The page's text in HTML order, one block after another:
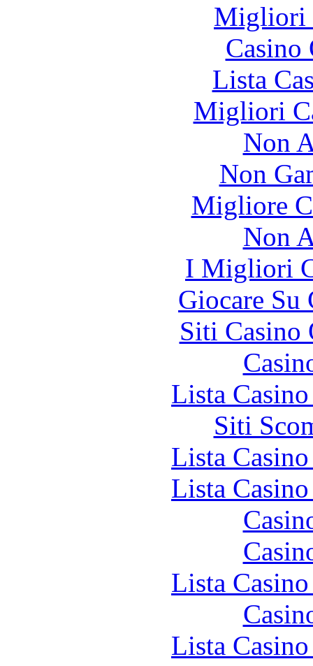
Migliori
Lista
Migliori
Non
Non
Migliore
Non
I Migliori
Giocare Su
Siti Casino
Lista
Siti
Lista
Lista
Lista
Lista